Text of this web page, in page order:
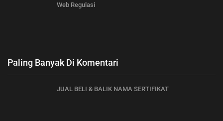
Web Regulasi
Paling Banyak Di Komentari
JUAL BELI & BALIK NAMA SERTIFIKAT